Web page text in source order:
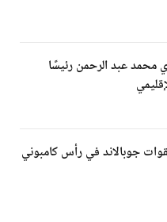
محمد عبد الرحمن رئيسًا
جوبالاند في رأس كامبوني